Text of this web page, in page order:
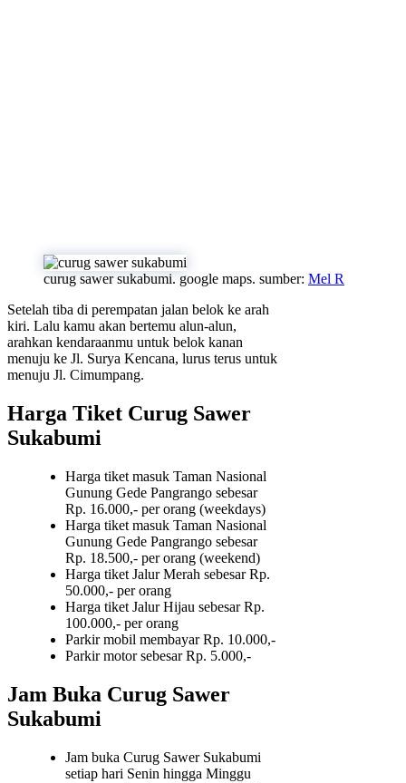
curug sawer sukabumi. google maps. sumber: Mel R
Setelah tiba di perempatan jalan belok ke arah
kiri. Lalu kamu akan bertemu alun-alun,
arahkan kendaraanmu untuk belok kanan
menuju ke Jl. Surya Kencana, lurus terus untuk
menuju Jl. Cimumpang.
Harga Tiket Curug Sawer
Sukabumi
Harga tiket masuk Taman Nasional
Gunung Gede Pangrango sebesar
Rp. 16.000,- per orang (weekdays)
Harga tiket masuk Taman Nasional
Gunung Gede Pangrango sebesar
Rp. 18.500,- per orang (weekend)
Harga tiket Jalur Merah sebesar Rp.
50.000,- per orang
Harga tiket Jalur Hijau sebesar Rp.
100.000,- per orang
Parkir mobil membayar Rp. 10.000,-
Parkir motor sebesar Rp. 5.000,-
Jam Buka Curug Sawer
Sukabumi
Jam buka Curug Sawer Sukabumi
setiap hari Senin hingga Minggu